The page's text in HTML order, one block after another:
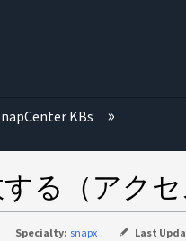
KBs
る（アク
Specialty: snapx Last